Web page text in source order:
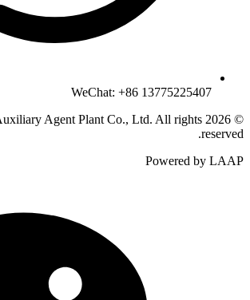
WeChat: +86 13775225407
Auxiliary Agent Plant Co., Ltd. All rights
reserved.
Powered by LAAP